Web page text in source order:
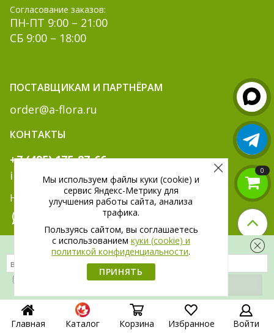
Скидка 300 рублей на первый заказ
на обработку своих
Согласование заказов:
ПН-ПТ 9:00 – 21:00
СБ 9:00 – 18:00
ПОСТАВЩИКАМ И ПАРТНЁРАМ
order@a-flora.ru
КОНТАКТЫ
+7 (495) 175-87-66
info@a-flora.ru
Написать нам:
МЫ В СОЦ. СЕТЯХ:
Главная Каталог Корзина Избранное Войти
0
Мы используем файлы куки (cookie) и
сервис Яндекс-Метрику для
улучшения работы сайта, анализа
трафика.
Пользуясь сайтом, вы соглашаетесь
c использованием куки (cookie) и
политикой конфиденциальности.
ПРИНЯТЬ